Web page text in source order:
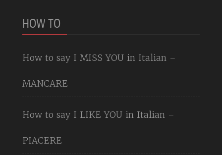
HOW TO
How to say I MISS YOU in Italian –
MANCARE
How to say I LIKE YOU in Italian –
PIACERE